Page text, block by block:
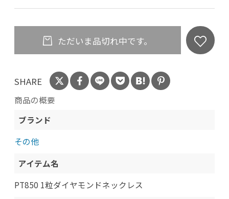
ただいま品切れ中です。
SHARE
商品の概要
ブランド
その他
アイテム名
PT850 1粒ダイヤモンドネックレス